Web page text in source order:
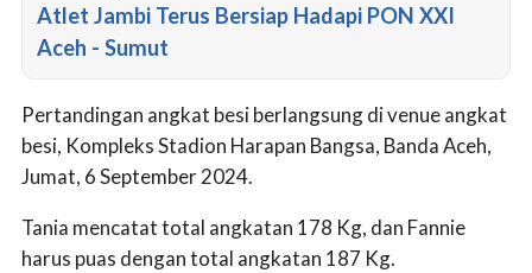
Atlet Jambi Terus Bersiap Hadapi PON XXI
Aceh - Sumut
Pertandingan angkat besi berlangsung di venue angkat
besi, Kompleks Stadion Harapan Bangsa, Banda Aceh,
Jumat, 6 September 2024.
Tania mencatat total angkatan 178 Kg, dan Fannie
harus puas dengan total angkatan 187 Kg.